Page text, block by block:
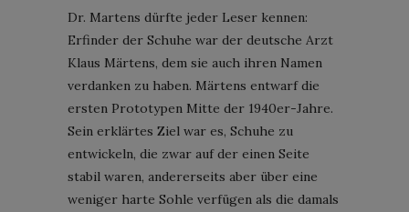
Dr. Martens dürfte jeder Leser kennen:
Erfinder der Schuhe war der deutsche Arzt
Klaus Märtens, dem sie auch ihren Namen
verdanken zu haben. Märtens entwarf die
ersten Prototypen Mitte der 1940er-Jahre.
Sein erklärtes Ziel war es, Schuhe zu
entwickeln, die zwar auf der einen Seite
stabil waren, andererseits aber über eine
weniger harte Sohle verfügen als die damals